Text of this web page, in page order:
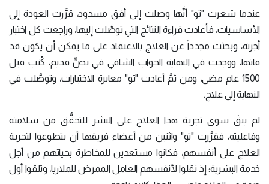
عندما شعرت "تو" أنَّها وصلت إلى أفق مسدود، قرَّرت العودة إلى
الأساسيات، فأعادت قراءة النتائج التي توصَّلت إليها، وراجعت كل اختبار
أجرته، وبحثت مجدداً عن العلاج بالاعتماد على ما يمكن أن يكون قد
فاتها، ووجدت في النهاية الجواب الشافي في نصٍّ قديم، كُتب قبل
1500 عام مضى، ومن ثمَّ أعادت "تو" معايرة الاختبارات، وتوصَّلت في
النهاية إلى علاج.
لم يبقَ سوى تجربة هذا العلاج على البشر للتحقُّق من سلامته
وفاعليته، فقرَّرت "تو" واثنين من أعضاء فريقها أن يتطوعوا لتجربة
العلاج على أنفسهم، فكانوا مستعدين للمخاطرة بحياتهم من أجل
خدمة البشرية؛ إذ نقلوا لأنفسهم العامل الممرض للملاريا، وتلقوا أول